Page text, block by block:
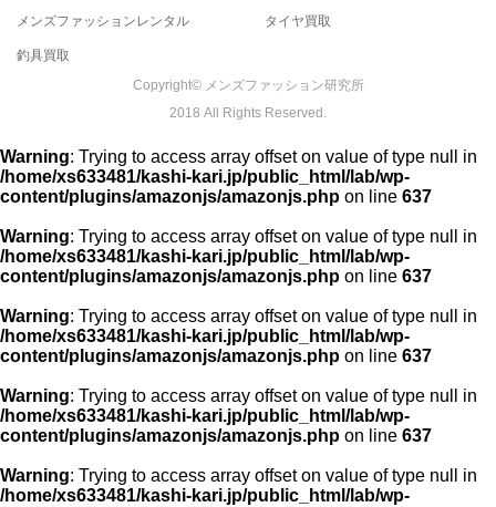
メンズファッションレンタル タイヤ買取
釣具買取
Copyright© メンズファッション研究所
2018 All Rights Reserved.
Warning: Trying to access array offset on value of type null in
/home/xs633481/kashi-kari.jp/public_html/lab/wp-
content/plugins/amazonjs/amazonjs.php on line 637
Warning: Trying to access array offset on value of type null in
/home/xs633481/kashi-kari.jp/public_html/lab/wp-
content/plugins/amazonjs/amazonjs.php on line 637
Warning: Trying to access array offset on value of type null in
/home/xs633481/kashi-kari.jp/public_html/lab/wp-
content/plugins/amazonjs/amazonjs.php on line 637
Warning: Trying to access array offset on value of type null in
/home/xs633481/kashi-kari.jp/public_html/lab/wp-
content/plugins/amazonjs/amazonjs.php on line 637
Warning: Trying to access array offset on value of type null in
/home/xs633481/kashi-kari.jp/public_html/lab/wp-